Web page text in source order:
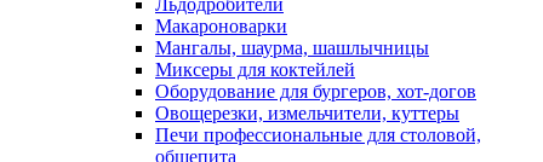
Льдодробители
Макароноварки
Мангалы, шаурма, шашлычницы
Миксеры для коктейлей
Оборудование для бургеров, хот-догов
Овощерезки, измельчители, куттеры
Печи профессиональные для столовой,
общепита